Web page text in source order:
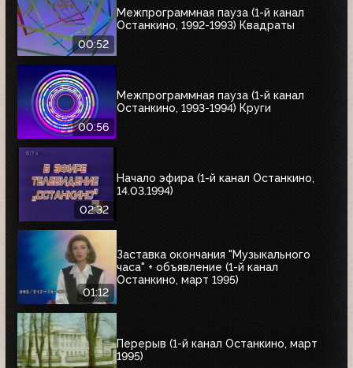
00:52
Межпрограммная пауза (1-й канал
Останкино, 1992-1993) Квадраты
00:56
Межпрограммная пауза (1-й канал
Останкино, 1993-1994) Круги
02:32
Начало эфира (1-й канал Останкино,
14.03.1994)
01:12
Заставка окончания "Музыкального
часа" + объявление (1-й канал
Останкино, март 1995)
Перерыв (1-й канал Останкино, март
1995)